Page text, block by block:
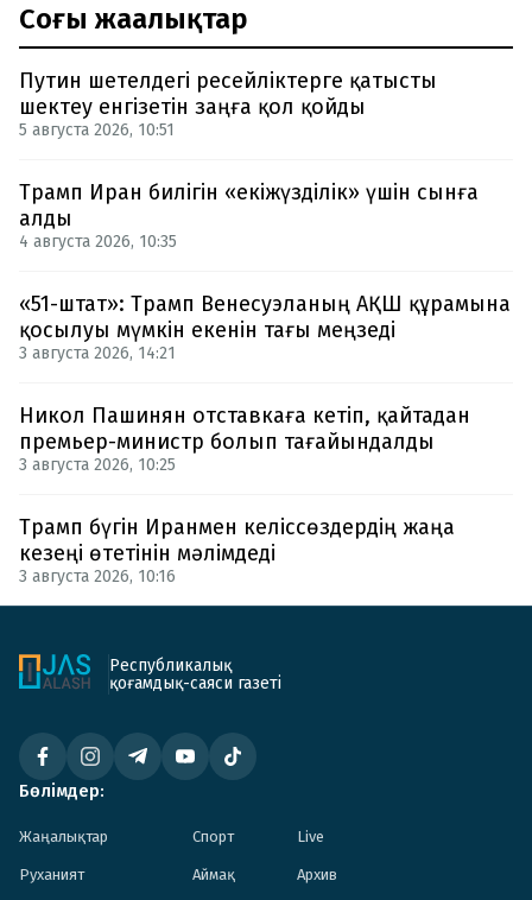
Соңғы жаңалықтар
Путин шетелдегі ресейліктерге қатысты
шектеу енгізетін заңға қол қойды
5 августа 2026, 10:51
Трамп Иран билігін «екіжүзділік» үшін сынға
алды
4 августа 2026, 10:35
«51-штат»: Трамп Венесуэланың АҚШ құрамына
қосылуы мүмкін екенін тағы меңзеді
3 августа 2026, 14:21
Никол Пашинян отставкаға кетіп, қайтадан
премьер-министр болып тағайындалды
3 августа 2026, 10:25
Трамп бүгін Иранмен келіссөздердің жаңа
кезеңі өтетінін мәлімдеді
3 августа 2026, 10:16
Республикалық
қоғамдық-саяси газеті
Бөлімдер:
Жаңалықтар Спорт Live
Руханият Аймақ Архив